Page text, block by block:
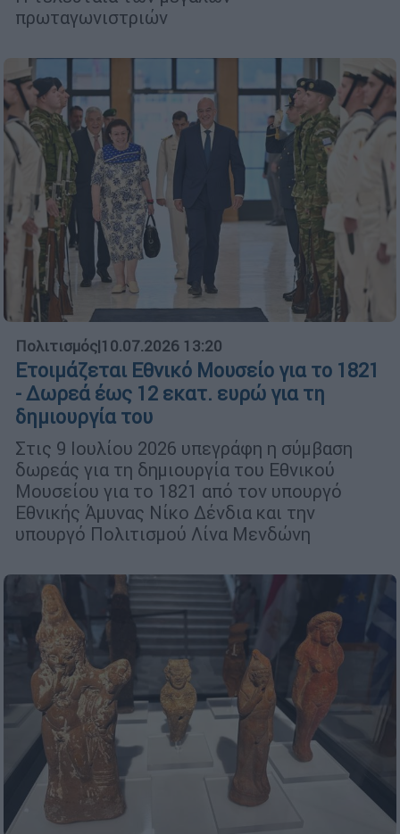
πρωταγωνιστριών
Πολιτισμός|10.07.2026 13:20
Ετοιμάζεται Εθνικό Μουσείο για το 1821
- Δωρεά έως 12 εκατ. ευρώ για τη
δημιουργία του
Στις 9 Ιουλίου 2026 υπεγράφη η σύμβαση
δωρεάς για τη δημιουργία του Εθνικού
Μουσείου για το 1821 από τον υπουργό
Εθνικής Άμυνας Νίκο Δένδια και την
υπουργό Πολιτισμού Λίνα Μενδώνη